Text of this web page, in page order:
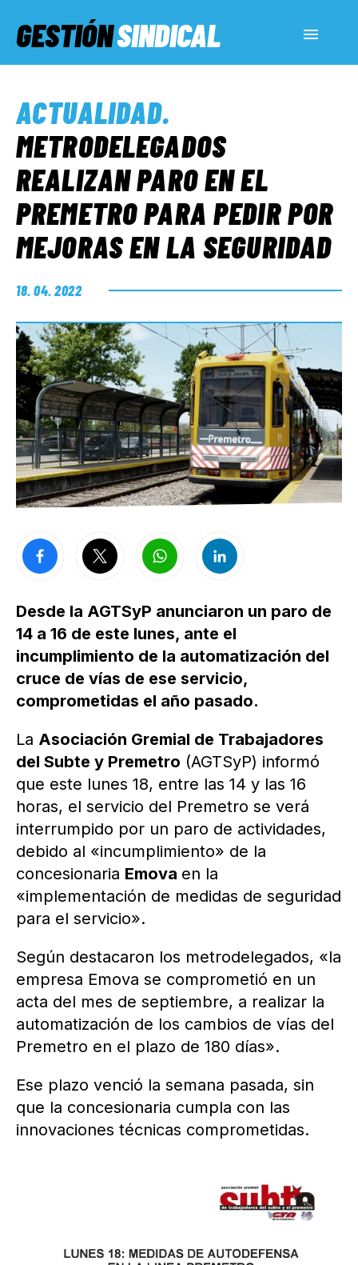
GESTIÓNSINDICAL
SERVICIOS SOCIALES
INFORMES ESPECIALES
FUERA DE MEGÁFONO
EL LADO «G»
ACTUALIDAD.
METRODELEGADOS
REALIZAN PARO EN EL
PREMETRO PARA PEDIR POR
MEJORAS EN LA SEGURIDAD
18. 04. 2022
Desde la AGTSyP anunciaron un paro de
14 a 16 de este lunes, ante el
incumplimiento de la automatización del
cruce de vías de ese servicio,
comprometidas el año pasado.
La Asociación Gremial de Trabajadores
del Subte y Premetro (AGTSyP) informó
que este lunes 18, entre las 14 y las 16
horas, el servicio del Premetro se verá
interrumpido por un paro de actividades,
debido al «incumplimiento» de la
concesionaria Emova en la
«implementación de medidas de seguridad
para el servicio».
Según destacaron los metrodelegados, «la
empresa Emova se comprometió en un
acta del mes de septiembre, a realizar la
automatización de los cambios de vías del
Premetro en el plazo de 180 días».
Ese plazo venció la semana pasada, sin
que la concesionaria cumpla con las
innovaciones técnicas comprometidas.